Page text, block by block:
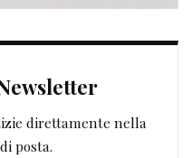
direttamente nella
posta.